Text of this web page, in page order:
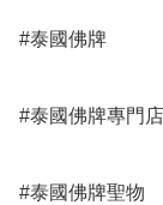
#泰國佛牌
#泰國佛牌專門店
#泰國佛牌聖物